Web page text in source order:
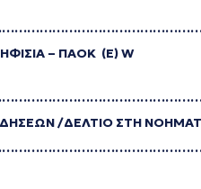
– ΠΑΟΚ (Ε)W
/ΔΕΛΤΙΟ ΣΤΗ